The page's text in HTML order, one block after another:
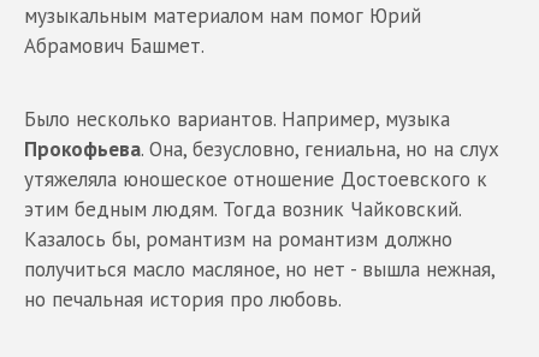
музыкальным материалом нам помог Юрий
Абрамович Башмет.
Было несколько вариантов. Например, музыка
Прокофьева. Она, безусловно, гениальна, но на слух
утяжеляла юношеское отношение Достоевского к
этим бедным людям. Тогда возник Чайковский.
Казалось бы, романтизм на романтизм должно
получиться масло масляное, но нет - вышла нежная,
но печальная история про любовь.